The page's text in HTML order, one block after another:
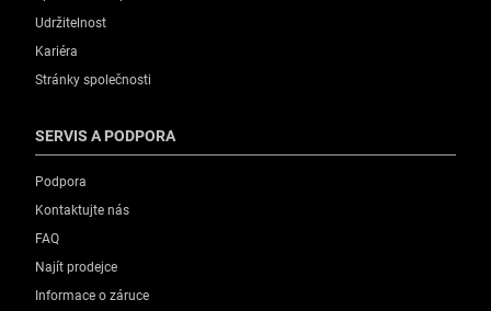
Udržitelnost
Kariéra
Stránky společnosti
SERVIS A PODPORA
Podpora
Kontaktujte nás
FAQ
Najít prodejce
Informace o záruce